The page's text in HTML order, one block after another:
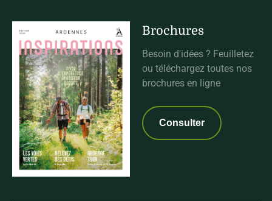
Brochures
Besoin d'idées ? Feuilletez
ou téléchargez toutes nos
brochures en ligne
Consulter